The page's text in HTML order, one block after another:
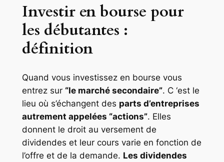
Investir en bourse pour
les débutantes :
définition
Quand vous investissez en bourse vous
entrez sur “le marché secondaire”. C ‘est le
lieu où s’échangent des parts d’entreprises
autrement appelées “actions”. Elles
donnent le droit au versement de
dividendes et leur cours varie en fonction de
l’offre et de la demande. Les dividendes